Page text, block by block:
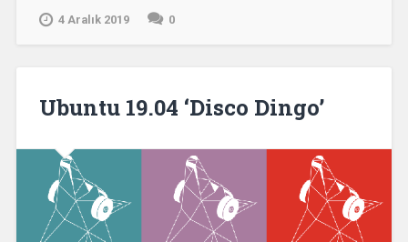
Revolution”
4 Aralık 2019 0
Ubuntu 19.04 ‘Disco Dingo’